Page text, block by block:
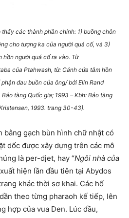
các thành phần chính: 1) buồng chôn
cho tượng ka của người quá cố, và 3)
hồn người quá cố ra vào. Từ
của Ptahwash, từ: Cánh cửa tâm hồn
đau buồn của ông/ bởi Elin Rand
tàng Quốc gia; 1993 – Kbh: Bảo tàng
1993. trang 30-43).
gạch bùn hình chữ nhật có
dốc được xây dựng trên các mô
là per-djet, hay “Ngôi nhà của
hiện lần đầu tiên tại Abydos
khác thời sơ khai. Các hố
theo từng pharaoh kế tiếp, lên
hợp của vua Den. Lúc đầu,